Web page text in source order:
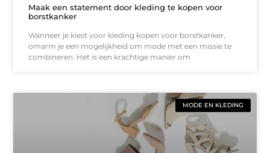
Maak een statement door kleding te kopen voor
borstkanker
Wanneer je kiest voor kleding kopen voor borstkanker,
omarm je een mogelijkheid om mode met een missie te
combineren. Het is een krachtige manier om
MODE EN KLEDING